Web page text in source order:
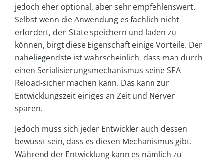
jedoch eher optional, aber sehr empfehlenswert.
Selbst wenn die Anwendung es fachlich nicht
erfordert, den State speichern und laden zu
können, birgt diese Eigenschaft einige Vorteile. Der
naheliegendste ist wahrscheinlich, dass man durch
einen Serialisierungsmechanismus seine SPA
Reload-sicher machen kann. Das kann zur
Entwicklungszeit einiges an Zeit und Nerven
sparen.
Jedoch muss sich jeder Entwickler auch dessen
bewusst sein, dass es diesen Mechanismus gibt.
Während der Entwicklung kann es nämlich zu